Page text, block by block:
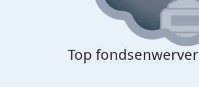
Top fondsenwerver